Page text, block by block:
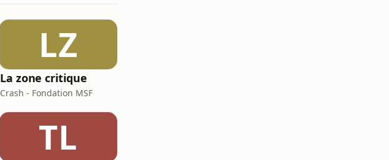
LZ
La zone critique
Crash - Fondation MSF
TL